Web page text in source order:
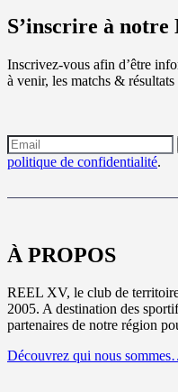
S’inscrire à notre
Inscrivez-vous afin d’être
à venir, les matchs &
politique de confidentialité.
À PROPOS
REEL XV, le club de
2005. A destination des
partenaires de notre région
Découvrez qui nous